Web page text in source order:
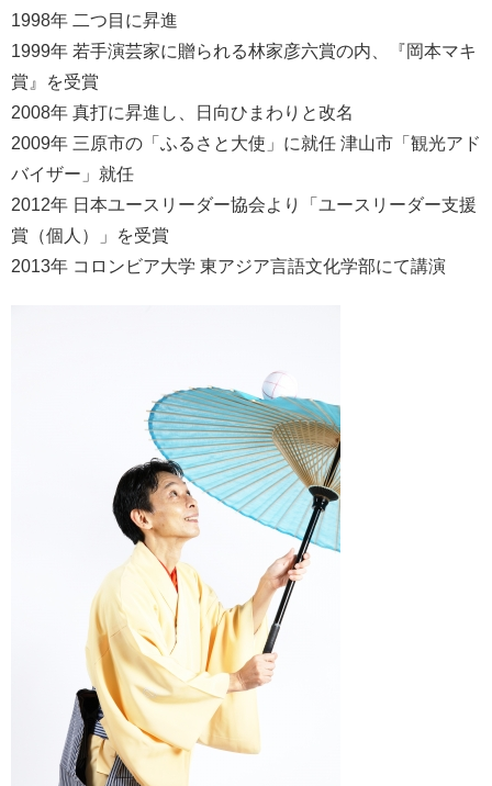
1998年 二つ目に昇進
1999年 若手演芸家に贈られる林家彦六賞の内、『岡本マキ
賞』を受賞
2008年 真打に昇進し、日向ひまわりと改名
2009年 三原市の「ふるさと大使」に就任 津山市「観光アド
バイザー」就任
2012年 日本ユースリーダー協会より「ユースリーダー支援
賞（個人）」を受賞
2013年 コロンビア大学 東アジア言語文化学部にて講演